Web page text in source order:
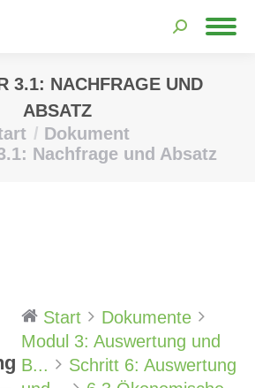
Search:
3.1: NACHFRAGE UND
ABSATZ
hier:Dokument
Nachfrage und Absatz
Start
Dokumente
Modul 3: Auswertung und
B...
Schritt 6: Auswertung